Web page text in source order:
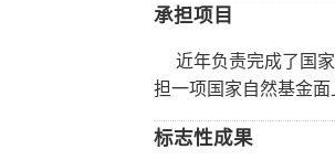
承担项目
近年负责完成了国
担一项国家自然基金
标志性成果